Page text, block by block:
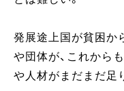
発展途上国が貧困か
や団体が、これから
や人材がまだまだ足